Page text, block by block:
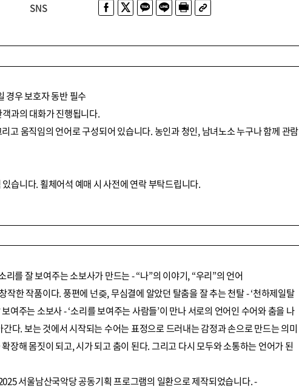
SNS
경우 보호자 동반 필수
과의 대화가 진행됩니다.
고 움직임의 언어로 구성되어 있습니다. 농인과 청인, 남녀노소 누구나 함께 관람
습니다. 횔체어석 예매 시 사전에 연락 부탁드립니다.
를 잘 보여주는 소보사가 만드는 - “나”의 이야기, “우리”의 언어
한 작품이다. 풍편에 넌즞, 무심결에 알았던 탈춤을 잘 추는 천탈 - ‘천하제일탈
여주는 소보사 - ‘소리를 보여주는 사람들’이 만나 서로의 언어인 수어와 춤을 나
다. 보는 것에서 시작되는 수어는 표정으로 드러내는 감정과 손으로 만드는 의미
장해 몸짓이 되고, 시가 되고 춤이 된다. 그리고 다시 모두와 소통하는 언어가 된
서울남산국악당 공동기획 프로그램의 일환으로 제작되었습니다. -